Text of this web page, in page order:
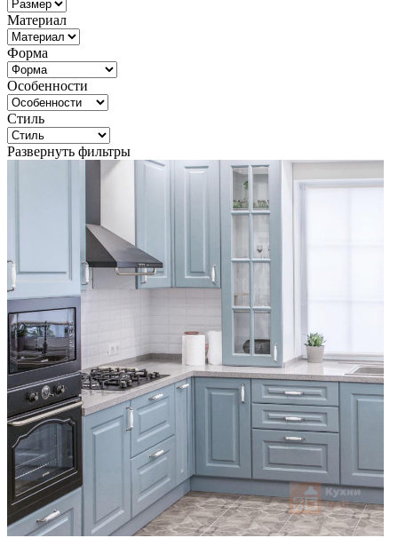
Материал
Форма
Особенности
Стиль
Развернуть фильтры